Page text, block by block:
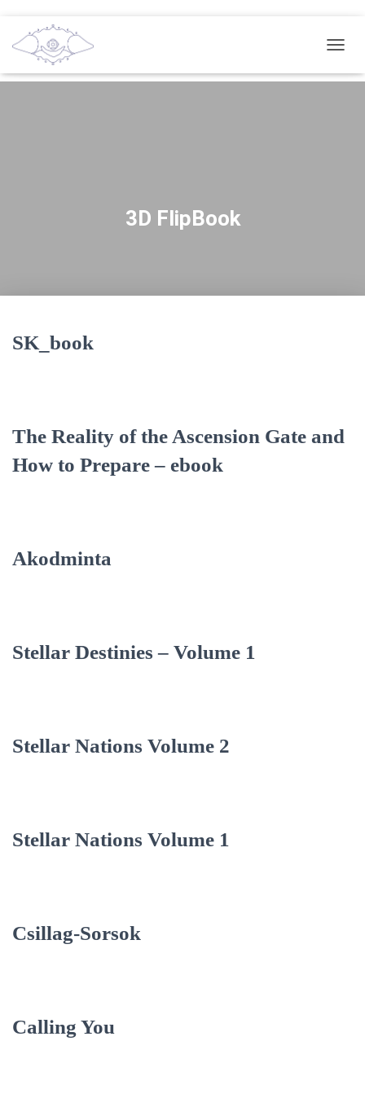
3D FlipBook
SK_book
The Reality of the Ascension Gate and
How to Prepare – ebook
Akodminta
Stellar Destinies – Volume 1
Stellar Nations Volume 2
Stellar Nations Volume 1
Csillag-Sorsok
Calling You